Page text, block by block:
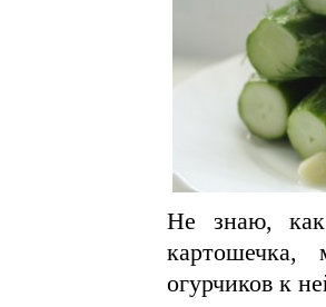
Не знаю, как
картошечка,
огурчиков к